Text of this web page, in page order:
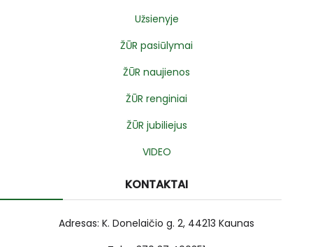
Užsienyje
ŽŪR pasiūlymai
ŽŪR naujienos
ŽŪR renginiai
ŽŪR jubiliejus
VIDEO
KONTAKTAI
Adresas: K. Donelaičio g. 2, 44213 Kaunas